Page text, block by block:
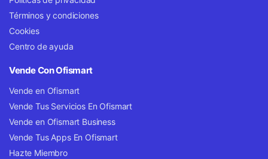
Términos y condiciones
Cookies
Centro de ayuda
Vende Con Ofismart
Vende en Ofismart
Vende Tus Servicios En Ofismart
Vende en Ofismart Business
Vende Tus Apps En Ofismart
Hazte Miembro